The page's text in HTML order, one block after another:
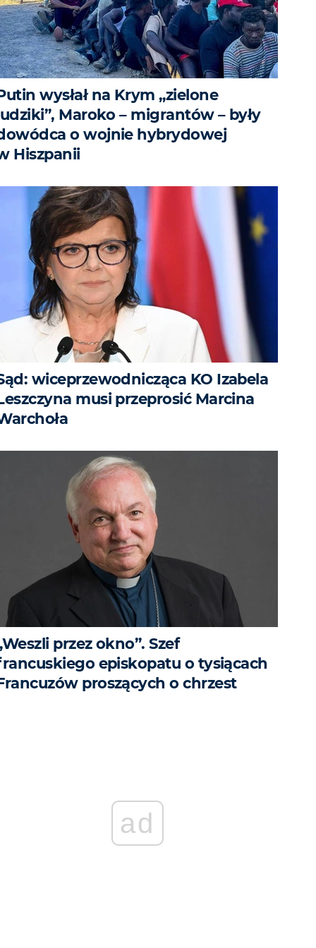
wysłał na Krym „zielone
Maroko – migrantów – były
o wojnie hybrydowej
Hiszpanii
wiceprzewodnicząca KO Izabela
musi przeprosić Marcina
przez okno”. Szef
episkopatu o tysiącach
proszących o chrzest
ad